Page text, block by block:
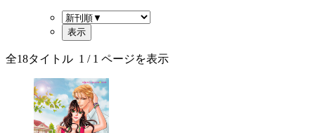
全18タイトル 1 / 1 ページを表示